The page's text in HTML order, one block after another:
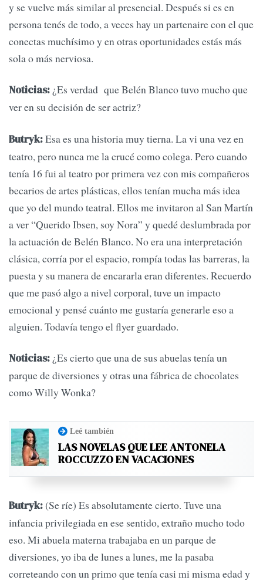
y se vuelve más similar al presencial. Después si es en
persona tenés de todo, a veces hay un partenaire con el que
conectas muchísimo y en otras oportunidades estás más
sola o más nerviosa.
Noticias: ¿Es verdad que Belén Blanco tuvo mucho que
ver en su decisión de ser actriz?
Butryk:Esa es una historia muy tierna. La vi una vez en
teatro, pero nunca me la crucé como colega. Pero cuando
tenía 16 fui al teatro por primera vez con mis compañeros
becarios de artes plásticas, ellos tenían mucha más idea
que yo del mundo teatral. Ellos me invitaron al San Martín
a ver “Querido Ibsen, soy Nora” y quedé deslumbrada por
la actuación de Belén Blanco. No era una interpretación
clásica, corría por el espacio, rompía todas las barreras, la
puesta y su manera de encararla eran diferentes. Recuerdo
que me pasó algo a nivel corporal, tuve un impacto
emocional y pensé cuánto me gustaría generarle eso a
alguien. Todavía tengo el flyer guardado.
Noticias: ¿Es cierto que una de sus abuelas tenía un
parque de diversiones y otras una fábrica de chocolates
como Willy Wonka?
Leé también
LAS NOVELAS QUE LEE ANTONELA
ROCCUZZO EN VACACIONES
Butryk:(Se ríe) Es absolutamente cierto. Tuve una
infancia privilegiada en ese sentido, extraño mucho todo
eso. Mi abuela materna trabajaba en un parque de
diversiones, yo iba de lunes a lunes, me la pasaba
correteando con un primo que tenía casi mi misma edad y